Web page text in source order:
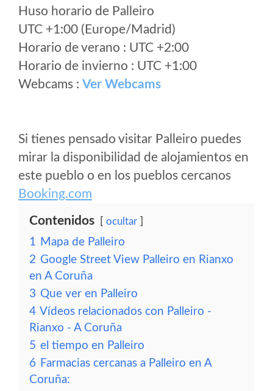
Huso horario de Palleiro
UTC +1:00 (Europe/Madrid)
Horario de verano : UTC +2:00
Horario de invierno : UTC +1:00
Webcams : Ver Webcams
Si tienes pensado visitar Palleiro puedes
mirar la disponibilidad de alojamientos en
este pueblo o en los pueblos cercanos
Booking.com
Contenidos ocultar
1 Mapa de Palleiro
2 Google Street View Palleiro en Rianxo
en A Coruña
3 Que ver en Palleiro
4 Vídeos relacionados con Palleiro -
Rianxo - A Coruña
5 el tiempo en Palleiro
6 Farmacias cercanas a Palleiro en A
Coruña: